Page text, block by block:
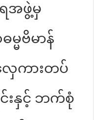
အဖွဲ့မှ
မဗိမာန်
ေကားတပ်
င်းနှင့် ဘက်စုံ